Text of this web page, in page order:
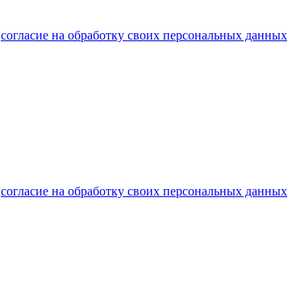
согласие на обработку своих персональных данных
согласие на обработку своих персональных данных